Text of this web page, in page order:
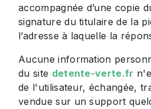
accompagnée d’une copie
signature du titulaire de la
l’adresse à laquelle la
Aucune information
du site detente-verte.fr
de l'utilisateur, échangée,
vendue sur un support